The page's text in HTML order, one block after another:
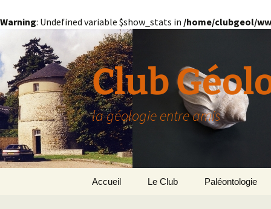
Warning: Undefined variable $show_stats in /home/clubgeol/
au
contenu
Club
la géologie entre amis
Accueil Le Club Paléontologie